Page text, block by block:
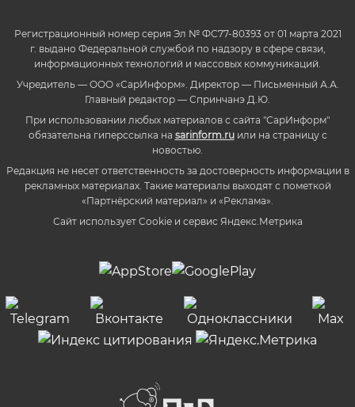
Регистрационный номер серия Эл № ФС77-80393 от 01 марта 2021
г. выдано Федеральной службой по надзору в сфере связи,
информационных технологий и массовых коммуникаций.
Учредитель — ООО «СарИнформ». Директор — Письменный А.А.
Главный редактор — Спринчанэ Д.Ю.
При использовании любых материалов с сайта "СарИнформ"
обязательна гиперссылка на sarinform.ruили на страницу с
новостью.
Редакция не несет ответственность за достоверность информации в
рекламных материалах. Такие материалы выходят с пометкой
«Партнёрский материал» и «Реклама».
Сайт использует Cookie и сервиc Яндекс.Метрика